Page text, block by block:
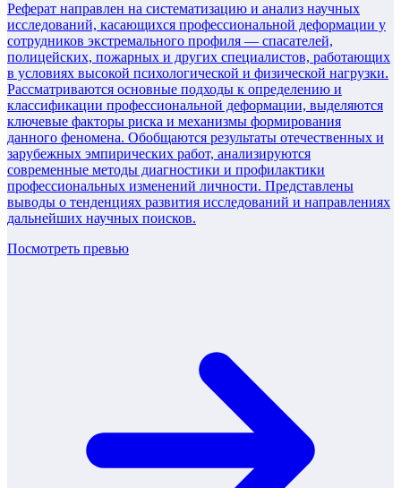
Реферат направлен на систематизацию и анализ научных
исследований, касающихся профессиональной деформации у
сотрудников экстремального профиля — спасателей,
полицейских, пожарных и других специалистов, работающих
в условиях высокой психологической и физической нагрузки.
Рассматриваются основные подходы к определению и
классификации профессиональной деформации, выделяются
ключевые факторы риска и механизмы формирования
данного феномена. Обобщаются результаты отечественных и
зарубежных эмпирических работ, анализируются
современные методы диагностики и профилактики
профессиональных изменений личности. Представлены
выводы о тенденциях развития исследований и направлениях
дальнейших научных поисков.
Посмотреть превью